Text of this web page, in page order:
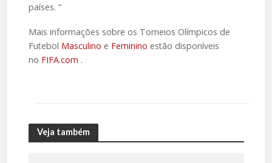
países. “
Mais informações sobre os Torneios Olímpicos de
Futebol Masculino e Feminino estão disponíveis
no FIFA.com .
Veja também